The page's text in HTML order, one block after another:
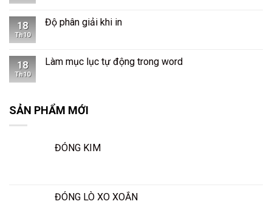
18
Th10
Độ phân giải khi in
18
Th10
Làm mục lục tự động trong word
SẢN PHẨM MỚI
ĐÓNG KIM
ĐÓNG LÒ XO XOẮN